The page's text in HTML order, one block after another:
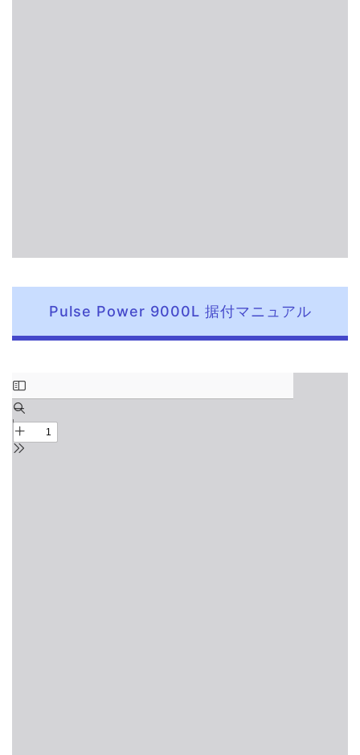
Pulse Power 9000L 据付マニュアル